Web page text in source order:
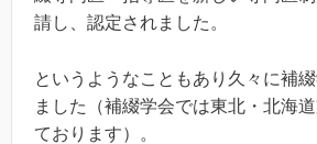
請し、認定されました。
というようなこともあり久々に補
ました（補綴学会では東北・北海
ております）。